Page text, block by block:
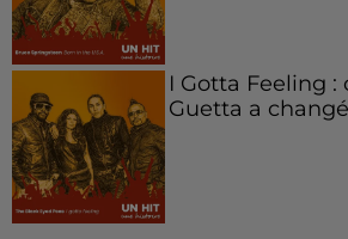
I Gotta Feeling
Guetta a